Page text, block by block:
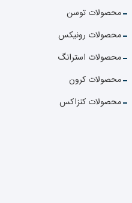
محصولات توسن
محصولات رونیکس
محصولات استرانگ
محصولات کرون
محصولات کنزاکس